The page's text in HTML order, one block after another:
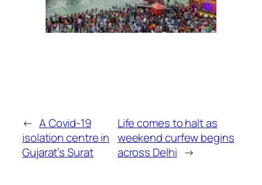
← A Covid-19
isolation centre in
Gujarat’s Surat
Life comes to halt as
weekend curfew begins
across Delhi →